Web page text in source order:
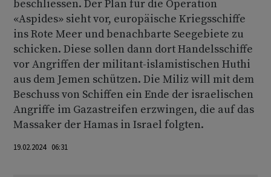
beschliessen. Der Plan für die Operation
«Aspides» sieht vor, europäische Kriegsschiffe
ins Rote Meer und benachbarte Seegebiete zu
schicken. Diese sollen dann dort Handelsschiffe
vor Angriffen der militant-islamistischen Huthi
aus dem Jemen schützen. Die Miliz will mit dem
Beschuss von Schiffen ein Ende der israelischen
Angriffe im Gazastreifen erzwingen, die auf das
Massaker der Hamas in Israel folgten.
19.02.2024 06:31